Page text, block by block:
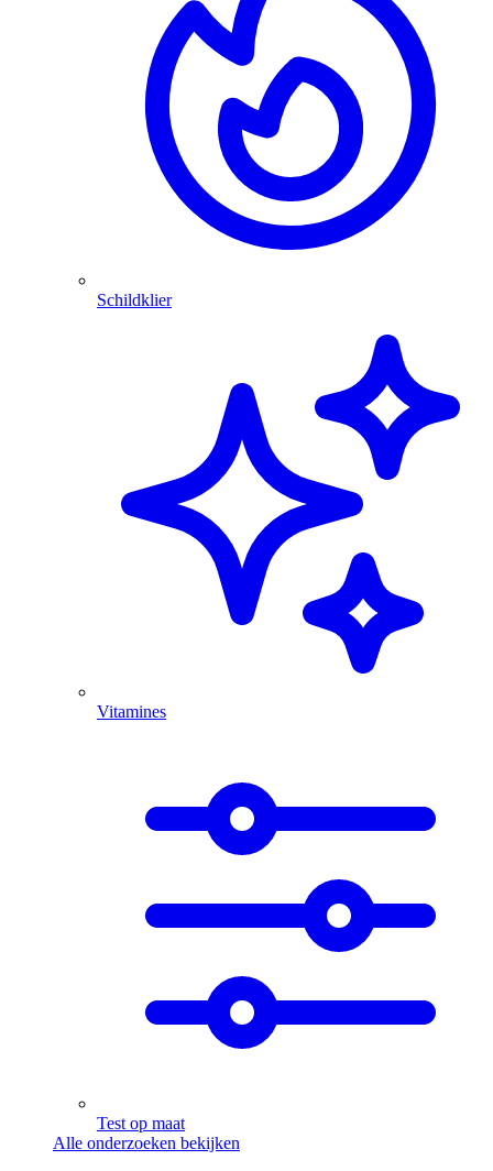
Schildklier
Vitamines
Test op maat
Alle onderzoeken bekijken